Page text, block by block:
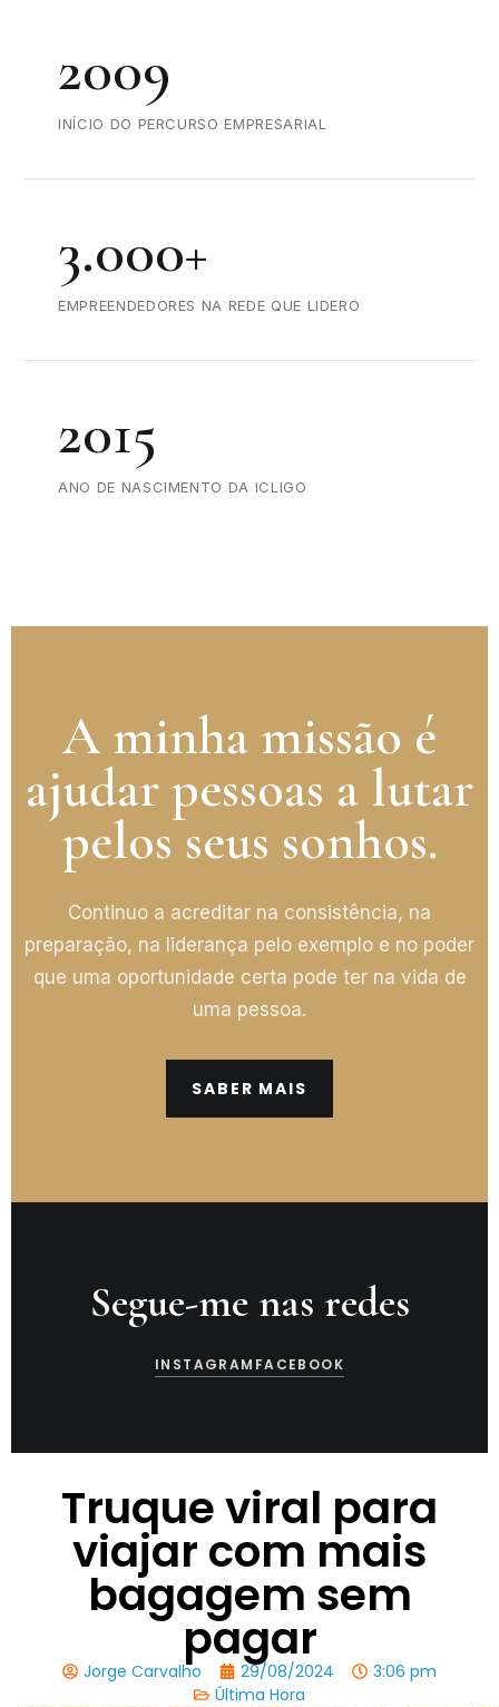
2009
INÍCIO DO PERCURSO EMPRESARIAL
3.000+
EMPREENDEDORES NA REDE QUE LIDERO
2015
ANO DE NASCIMENTO DA ICLIGO
A minha missão é
ajudar pessoas a lutar
pelos seus sonhos.
Continuo a acreditar na consistência, na
preparação, na liderança pelo exemplo e no poder
que uma oportunidade certa pode ter na vida de
uma pessoa.
SABER MAIS
Segue-me nas redes
INSTAGRAM FACEBOOK
Truque viral para
viajar com mais
bagagem sem
pagar
Jorge Carvalho 29/08/2024
3:06 pm
Última Hora